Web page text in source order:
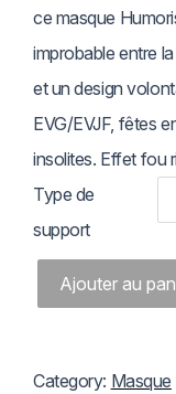
ce masque
improbable entre
et un design
EVG/EVJF, fêtes
insolites. Effet fou
Type de
support
u
n
Ajouter au
Category: Masque